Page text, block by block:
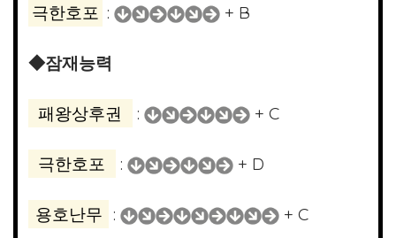
극한호포 : + B
◆잠재능력
패왕상후권 : + C
극한호포 : + D
용호난무 : + C